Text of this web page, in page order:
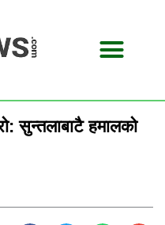
सुन्तलाबाटै हमालको